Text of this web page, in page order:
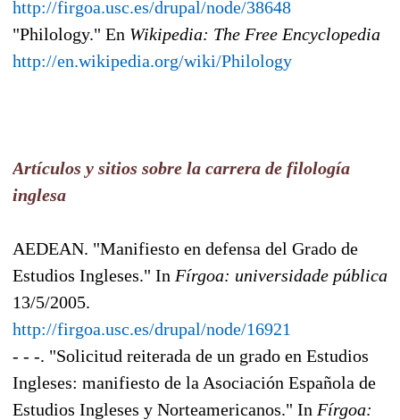
http://firgoa.usc.es/drupal/node/38648
"Philology." En Wikipedia: The Free Encyclopedia
http://en.wikipedia.org/wiki/Philology
Artículos y sitios sobre la carrera de filología
inglesa
AEDEAN. "Manifiesto en defensa del Grado de
Estudios Ingleses." In Fírgoa: universidade pública
13/5/2005.
http://firgoa.usc.es/drupal/node/16921
- - -. "Solicitud reiterada de un grado en Estudios
Ingleses: manifiesto de la Asociación Española de
Estudios Ingleses y Norteamericanos." In Fírgoa: